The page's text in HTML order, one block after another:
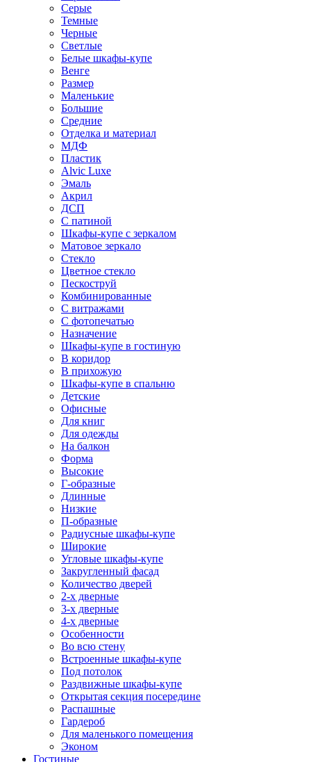
Серые
Темные
Черные
Светлые
Белые шкафы-купе
Венге
Размер
Маленькие
Большие
Средние
Отделка и материал
МДФ
Пластик
Alvic Luxe
Эмаль
Акрил
ДСП
С патиной
Шкафы-купе с зеркалом
Матовое зеркало
Стекло
Цветное стекло
Пескоструй
Комбинированные
С витражами
С фотопечатью
Назначение
Шкафы-купе в гостиную
В коридор
В прихожую
Шкафы-купе в спальню
Детские
Офисные
Для книг
Для одежды
На балкон
Форма
Высокие
Г-образные
Длинные
Низкие
П-образные
Радиусные шкафы-купе
Широкие
Угловые шкафы-купе
Закругленный фасад
Количество дверей
2-х дверные
3-х дверные
4-х дверные
Особенности
Во всю стену
Встроенные шкафы-купе
Под потолок
Раздвижные шкафы-купе
Открытая секция посередине
Распашные
Гардероб
Для маленького помещения
Эконом
Гостиные